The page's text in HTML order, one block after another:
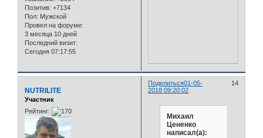
Позитив: +7134
Пол: Мужской
Провел на форуме:
3 месяца 10 дней
Последний визит:
Сегодня 07:17:55
Поделиться 14
01-05-
2018 09:20:02
NUTRILITE
Участник
Рейтинг:
Михаил
Цененко
написал(а):